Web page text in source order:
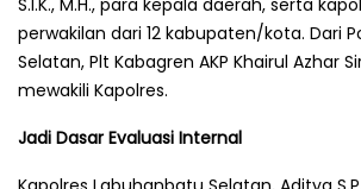
perwakilan dari 12 kabupaten/kota. Dari
Selatan, Plt Kabagren AKP Khairul Azhar
mewakili Kapolres.
Jadi Dasar Evaluasi Internal